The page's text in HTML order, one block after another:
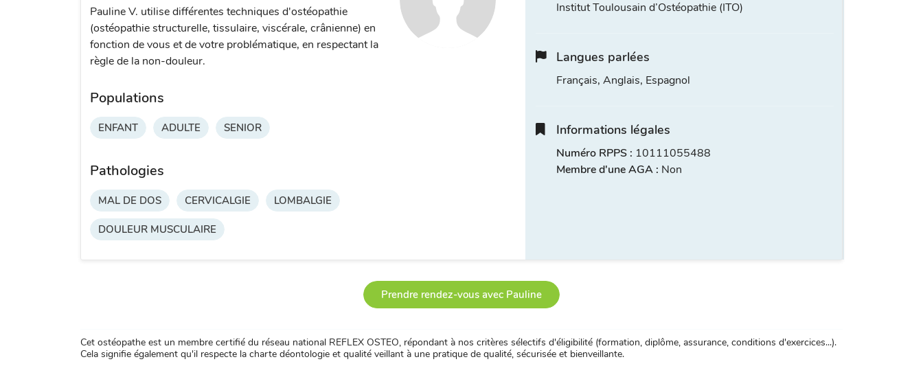
Pauline V. utilise différentes techniques d'ostéopathie
(ostéopathie structurelle, tissulaire, viscérale, crânienne) en
fonction de vous et de votre problématique, en respectant la
règle de la non-douleur.
Populations
ENFANT ADULTE SENIOR
Pathologies
MAL DE DOS CERVICALGIE LOMBALGIE
DOULEUR MUSCULAIRE
Institut Toulousain d’Ostéopathie (ITO)
Langues parlées
Français, Anglais, Espagnol
Informations légales
Numéro RPPS : 10111055488
Membre d'une AGA : Non
Prendre rendez-vous avec Pauline
Cet ostéopathe est un membre certifié du réseau national REFLEX OSTEO, répondant à nos critères sélectifs d'éligibilité (formation, diplôme, assurance, conditions d'exercices...).
Cela signifie également qu'il respecte la charte déontologie et qualité veillant à une pratique de qualité, sécurisée et bienveillante.